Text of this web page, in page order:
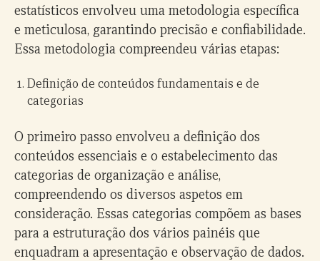
estatísticos envolveu uma metodologia específica
e meticulosa, garantindo precisão e confiabilidade.
Essa metodologia compreendeu várias etapas:
Definição de conteúdos fundamentais e de
categorias
O primeiro passo envolveu a definição dos
conteúdos essenciais e o estabelecimento das
categorias de organização e análise,
compreendendo os diversos aspetos em
consideração. Essas categorias compõem as bases
para a estruturação dos vários painéis que
enquadram a apresentação e observação de dados.